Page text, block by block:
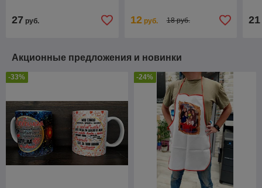
27 руб. 12руб. 18 руб. 21
Акционные предложения и новинки
-33% -24%